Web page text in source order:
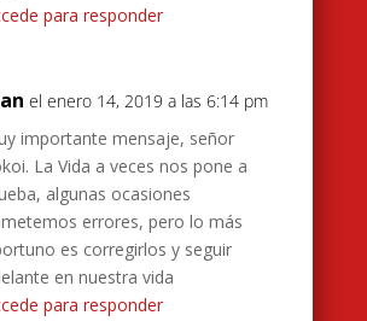
para responder
el enero 14, 2019 a las 6:14 pm
importante mensaje, señor
La Vida a veces nos pone a
algunas ocasiones
errores, pero lo más
es corregirlos y seguir
en nuestra vida
para responder